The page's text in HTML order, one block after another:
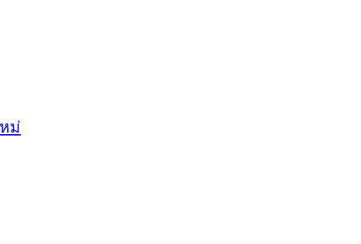
ม่